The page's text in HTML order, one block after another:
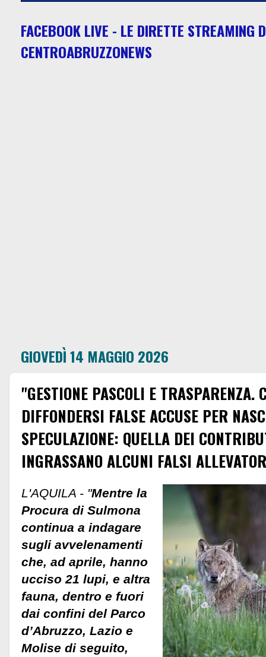
FACEBOOK LIVE - LE DIRETTE STREAMING
CENTROABRUZZONEWS
GIOVEDÌ 14 MAGGIO 2026
"GESTIONE PASCOLI E TRASPARENZA.
DIFFONDERSI FALSE ACCUSE PER
SPECULAZIONE: QUELLA DEI
INGRASSANO ALCUNI FALSI
L'AQUILA - "Mentre la
Procura di Sulmona
continua a indagare
sugli avvelenamenti
che, ad aprile, hanno
ucciso 21 lupi, e altra
fauna, dentro e fuori
dai confini del Parco
d’Abruzzo, Lazio e
Molise di seguito,